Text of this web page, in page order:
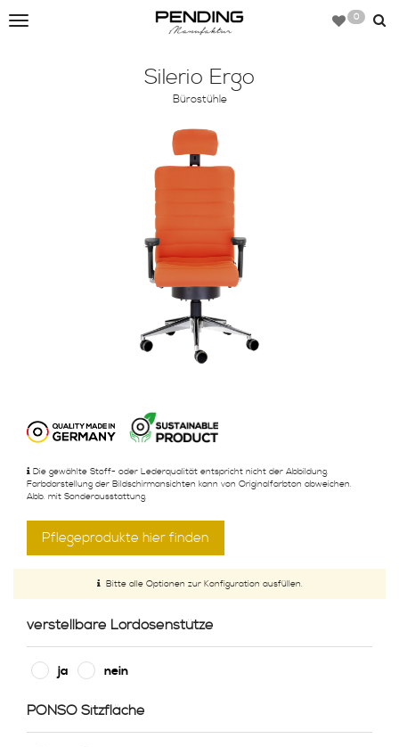
Toggle
0
Silerio Ergo
Bürostühle
Die gewählte Stoff- oder Lederqualität entspricht nicht der Abbildung.
Farbdarstellung der Bildschirmansichten kann von Originalfarbton abweichen.
Abb. mit Sonderausstattung.
Pflegeprodukte hier finden
Bitte alle Optionen zur Konfiguration ausfüllen.
verstellbare Lordosenstütze
ja nein
PONSO Sitzfläche